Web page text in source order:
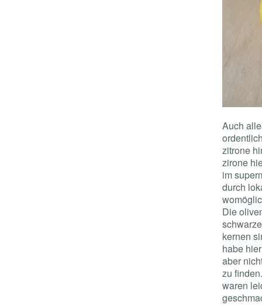
Auch
zitrone
zirone
im
durch
Die
kernen
habe
aber
zu
waren